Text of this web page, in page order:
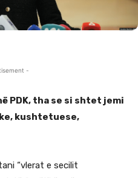
-
PDK, tha se si shtet jemi
kushtetuese,
“vlerat e secilit